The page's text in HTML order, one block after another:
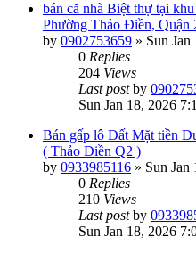
bán că nhà Biệt thự tại
Phường Thảo Điền, Quận
by 0902753659 » Sun Jan
0 Replies
204 Views
Last postby
Sun Jan 18, 2026
Bán gấp lô Đất Mặt tiền
( Thảo Điền Q2 )
by 0933985116 » Sun Jan
0 Replies
210 Views
Last postby
Sun Jan 18, 2026